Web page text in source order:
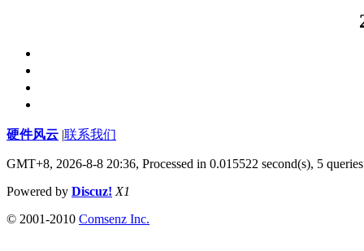
硬件风云 联系我们
GMT+8, 2026-8-8 20:36, Processed in 0.015522 second(s), 5 queries
Powered by Discuz! X1
© 2001-2010 Comsenz Inc.